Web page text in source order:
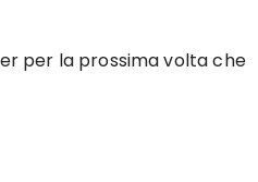
per la prossima volta che